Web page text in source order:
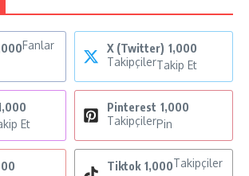
Fanlar
X (Twitter) 1,000
TakipçilerTakip Et
Et
Pinterest 1,000
TakipçilerPin
Tiktok 1,000Takipçiler